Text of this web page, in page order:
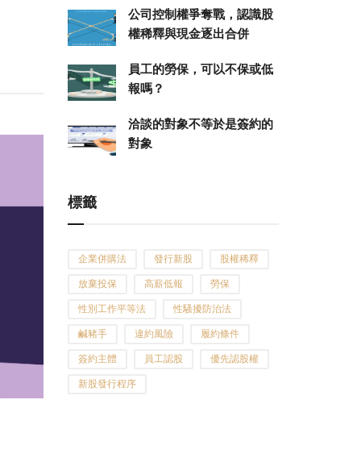
公司控制權爭奪戰，認識股
權稀釋與現金逐出合併
員工的勞保，可以不保或低
報嗎？
洽談的對象不等於是簽約的
對象
標籤
企業併購法 發行新股 股權稀釋
放棄投保 高薪低報 勞保
性別工作平等法 性騷擾防治法
鹹豬手 違約風險 履約條件
簽約主體 員工認股 優先認股權
新股發行程序